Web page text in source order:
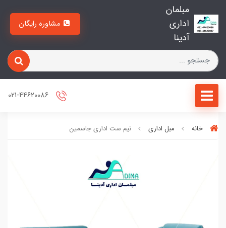
مبلمان
اداری
آدینا
خانه مبل اداری نیم ست اداری جاسمین